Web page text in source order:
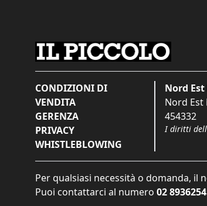
CONDIZIONI DI
VENDITA
GERENZA
PRIVACY
WHISTLEBLOWING
Nord
Nord Est
454332
I diritti
Per qualsiasi necessità o domanda, il
Puoi contattarci al numero 02